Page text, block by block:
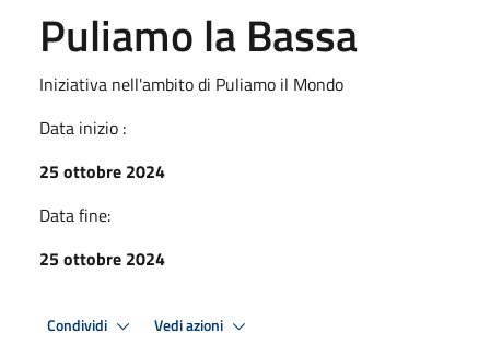
Puliamo la Bassa
Iniziativa nell'ambito di Puliamo il Mondo
Data inizio :
25 ottobre 2024
Data fine:
25 ottobre 2024
Condividi Vedi azioni